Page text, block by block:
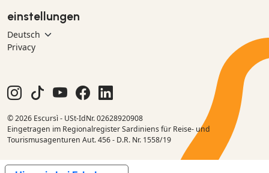
einstellungen
Privacy
© 2026 Escursì - USt-IdNr. 02628920908
Eingetragen im Regionalregister Sardiniens für Reise- und
Tourismusagenturen Aut. 456 - D.R. Nr. 1558/19